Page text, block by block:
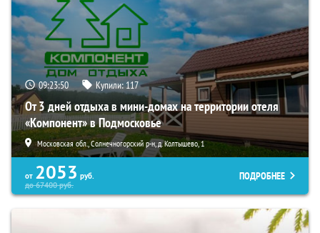
09:23:48 Купили: 117
От 3 дней отдыха в мини-домах на территории отеля
«Компонент» в Подмосковье
Московская обл., Солнечногорский р-н, д. Колтышево, 1
от 2053 руб.
до67400руб.
ПОДРОБНЕЕ